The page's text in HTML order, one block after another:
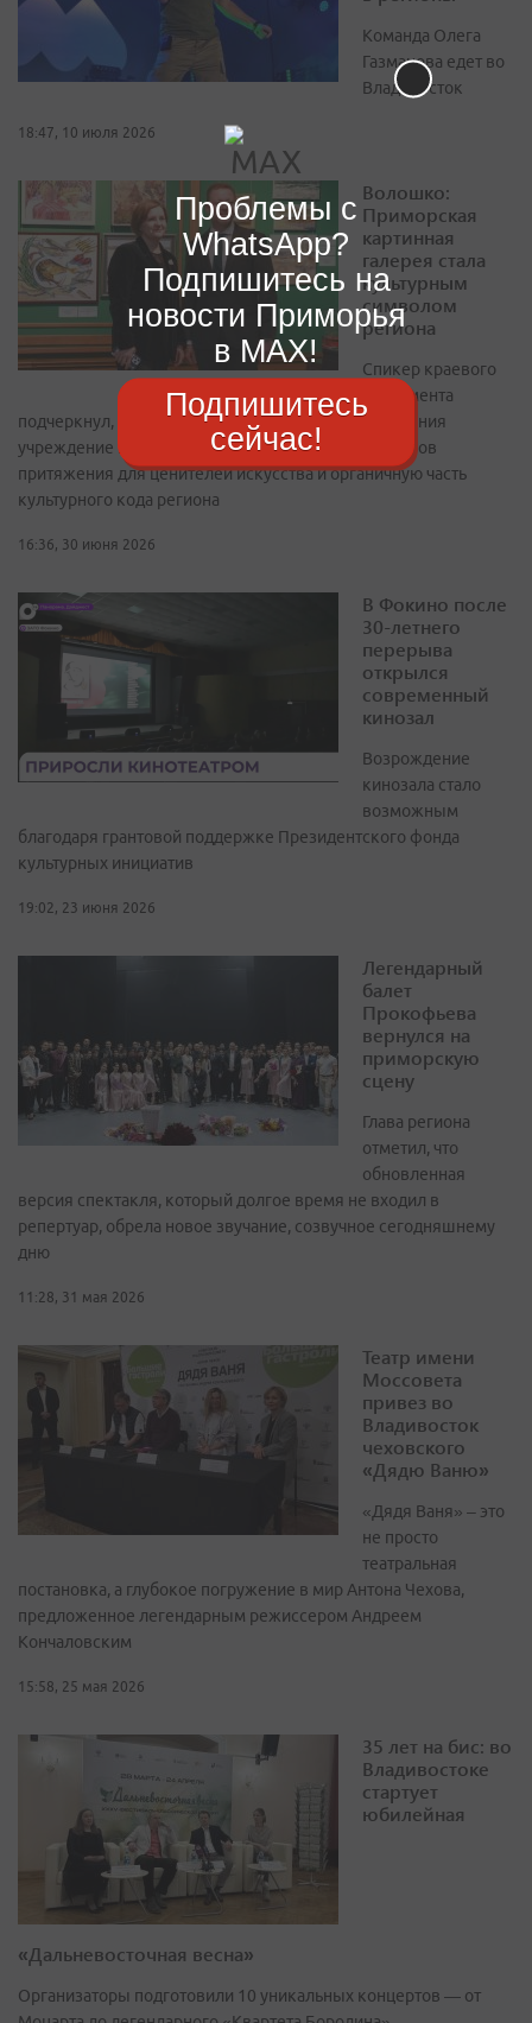
Команда Олега
Газманова едет во
Владивосток
18:47, 10 июля 2026
Волошко:
Приморская
картинная
галерея стала
культурным
символом
региона
Спикер краевого
парламента
подчеркнул, что за десятилетия своего существования
учреждение превратилось в один из главных центров
притяжения для ценителей искусства и органичную часть
культурного кода региона
16:36, 30 июня 2026
В Фокино после
30-летнего
перерыва
открылся
современный
кинозал
Возрождение
кинозала стало
возможным
благодаря грантовой поддержке Президентского фонда
культурных инициатив
19:02, 23 июня 2026
Легендарный
балет
Прокофьева
вернулся на
приморскую
сцену
Глава региона
отметил, что
обновленная
версия спектакля, который долгое время не входил в
репертуар, обрела новое звучание, созвучное сегодняшнему
дню
11:28, 31 мая 2026
Театр имени
Моссовета
привез во
Владивосток
чеховского
«Дядю Ваню»
«Дядя Ваня» – это
не просто
театральная
постановка, а глубокое погружение в мир Антона Чехова,
предложенное легендарным режиссером Андреем
Кончаловским
15:58, 25 мая 2026
35 лет на бис: во
Владивостоке
стартует
юбилейная
«Дальневосточная весна»
Организаторы подготовили 10 уникальных концертов — от
Проблемы с
WhatsApp?
Подпишитесь на
новости Приморья
в MAX!
Подпишитесь
сейчас!